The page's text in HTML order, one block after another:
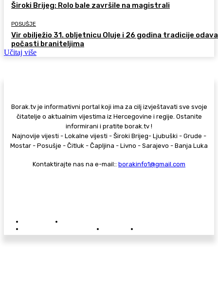
Široki Brijeg: Rolo bale završile na magistrali
POSUŠJE
Vir obilježio 31. obljetnicu Oluje i 26 godina tradicije
počasti braniteljima
Učitaj više
Borak.tv je informativni portal koji ima za cilj izvještavati sve svoje
čitatelje o aktualnim vijestima iz Hercegovine i regije. Ostanite
informirani i pratite borak.tv !
Najnovije vijesti - Lokalne vijesti - Široki Brijeg- Ljubuški - Grude -
Mostar - Posušje - Čitluk - Čapljina - Livno - Sarajevo - Banja Luka
Kontaktirajte nas na e-mail:: borakinfo1@gmail.com